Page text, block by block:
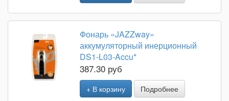
Фонарь «JAZZway»
аккумуляторный инерционный
DS1-L03-Accu*
387.30 руб
+ В корзину Подробнее